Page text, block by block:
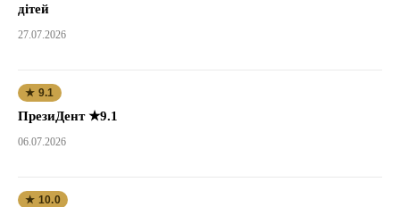
дітей
27.07.2026
★ 9.1
ПрезиДент ★9.1
06.07.2026
★ 10.0